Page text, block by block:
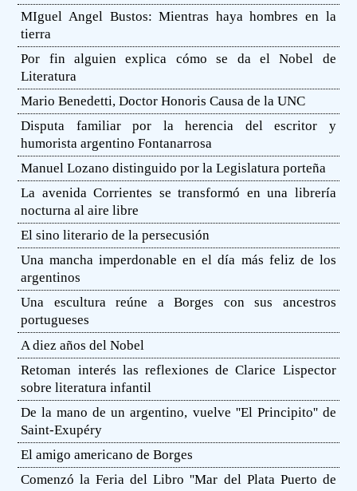
MIguel Angel Bustos: Mientras haya hombres en la
tierra
Por fin alguien explica cómo se da el Nobel de
Literatura
Mario Benedetti, Doctor Honoris Causa de la UNC
Disputa familiar por la herencia del escritor y
humorista argentino Fontanarrosa
Manuel Lozano distinguido por la Legislatura porteña
La avenida Corrientes se transformó en una librería
nocturna al aire libre
El sino literario de la persecusión
Una mancha imperdonable en el día más feliz de los
argentinos
Una escultura reúne a Borges con sus ancestros
portugueses
A diez años del Nobel
Retoman interés las reflexiones de Clarice Lispector
sobre literatura infantil
De la mano de un argentino, vuelve ''El Principito'' de
Saint-Exupéry
El amigo americano de Borges
Comenzó la Feria del Libro ''Mar del Plata Puerto de